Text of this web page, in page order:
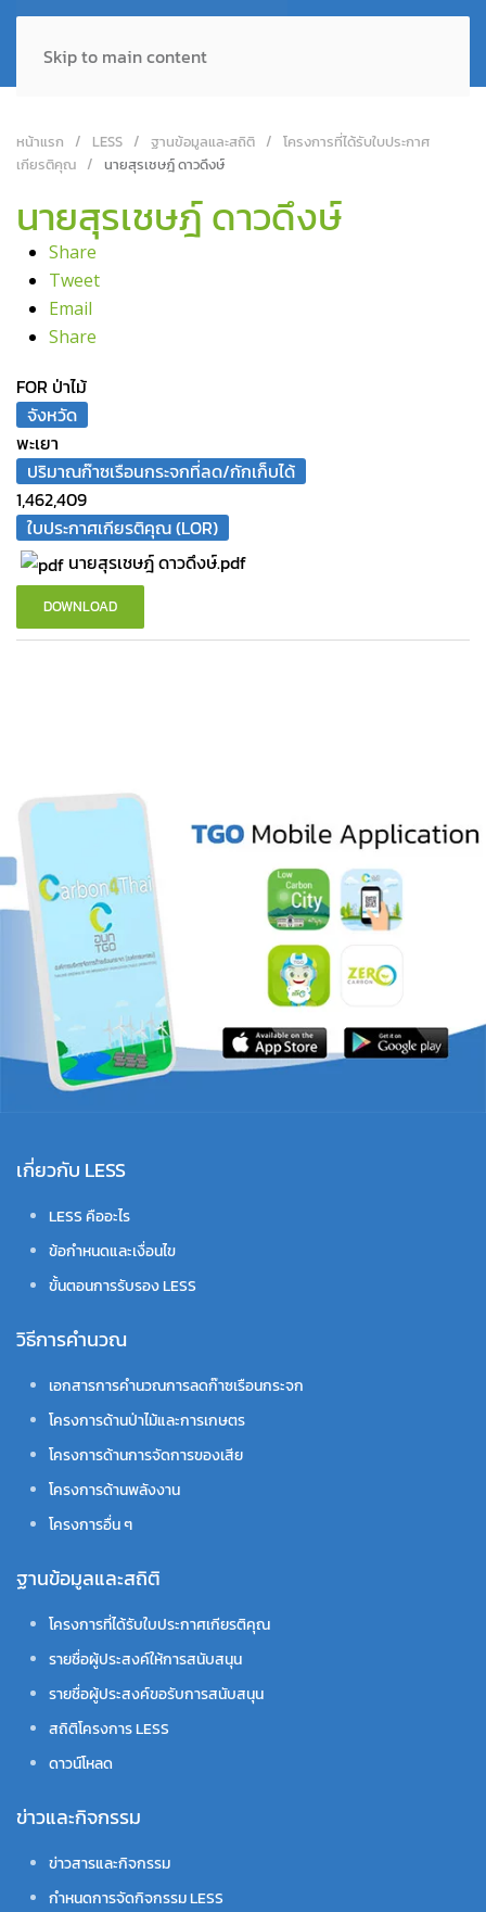
Skip to main content
หน้าแรก LESS ฐานข้อมูลและสถิติ
โครงการที่ได้รับใบประกาศ
เกียรติคุณ
นายสุรเชษฎ์ ดาวดึงษ์
นายสุรเชษฎ์ ดาวดึงษ์
Share
Tweet
Email
Share
FOR ป่าไม้
จังหวัด
พะเยา
ปริมาณก๊าซเรือนกระจกที่ลด/กักเก็บได้
1,462,409
ใบประกาศเกียรติคุณ (LOR)
นายสุรเชษฎ์ ดาวดึงษ์.pdf
DOWNLOAD
เกี่ยวกับ LESS
LESS คืออะไร
ข้อกำหนดและเงื่อนไข
ขั้นตอนการรับรอง LESS
วิธีการคำนวณ
เอกสารการคำนวณการลดก๊าซเรือนกระจก
โครงการด้านป่าไม้และการเกษตร
โครงการด้านการจัดการของเสีย
โครงการด้านพลังงาน
โครงการอื่น ๆ
ฐานข้อมูลและสถิติ
โครงการที่ได้รับใบประกาศเกียรติคุณ
รายชื่อผู้ประสงค์ให้การสนับสนุน
รายชื่อผู้ประสงค์ขอรับการสนับสนุน
สถิติโครงการ LESS
ดาวน์โหลด
ข่าวและกิจกรรม
ข่าวสารและกิจกรรม
กำหนดการจัดกิจกรรม LESS